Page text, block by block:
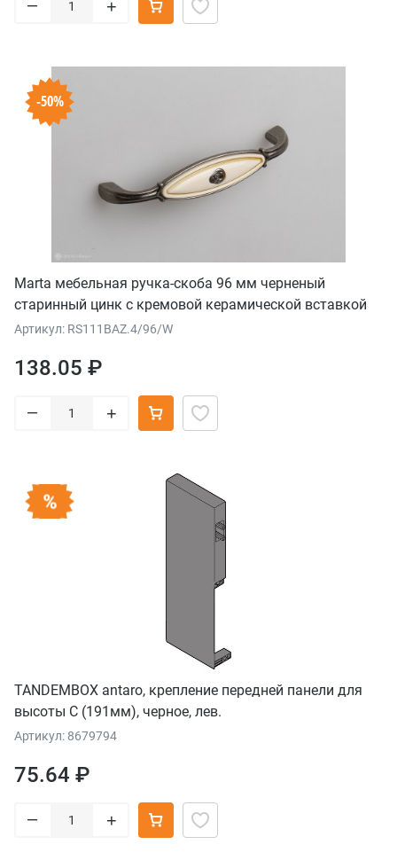
– +
-50%
Marta мебельная ручка-скоба 96 мм черненый
старинный цинк с кремовой керамической вставкой
Артикул: RS111BAZ.4/96/W
138.05 ₽
– +
TANDEMBOX antaro, крепление передней панели для
высоты С (191мм), черное, лев.
Артикул: 8679794
75.64 ₽
– +